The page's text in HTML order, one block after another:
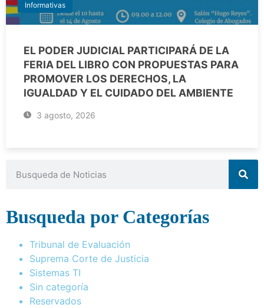
Informativas
EL PODER JUDICIAL PARTICIPARÁ DE LA
FERIA DEL LIBRO CON PROPUESTAS PARA
PROMOVER LOS DERECHOS, LA
IGUALDAD Y EL CUIDADO DEL AMBIENTE
3 agosto, 2026
Busqueda por Categorías
Tribunal de Evaluación
Suprema Corte de Justicia
Sistemas TI
Sin categoría
Reservados